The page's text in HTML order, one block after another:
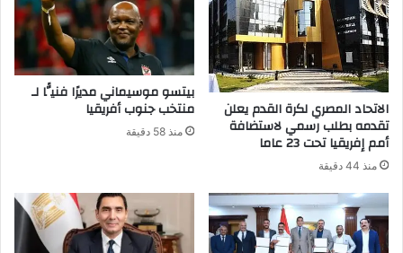
الاتحاد المصري لكرة القدم يعلن
تقدمه بطلب رسمي لاستضافة
أمم إفريقيا تحت 23 عاما
منذ 44 دقيقة
بيتسو موسيماني مديرًا فنيًّا لـ
منتخب جنوب أفريقيا
منذ 58 دقيقة